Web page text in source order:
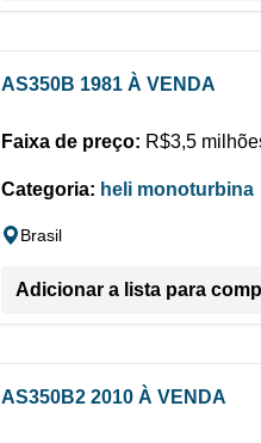
AS350B 1981 À VENDA
Faixa de preço: R$3,5
Categoria: heli monoturbina
Brasil
Adicionar a lista para
AS350B2 2010 À VENDA